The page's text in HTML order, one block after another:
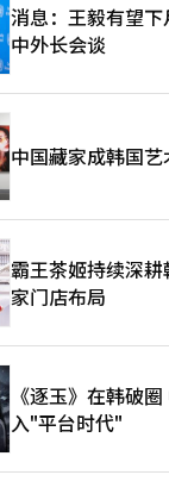
消息：王毅有望
中外长会谈
中国藏家成韩国
霸王茶姬持续深
家门店布局
《逐玉》在韩破
入"平台时代"